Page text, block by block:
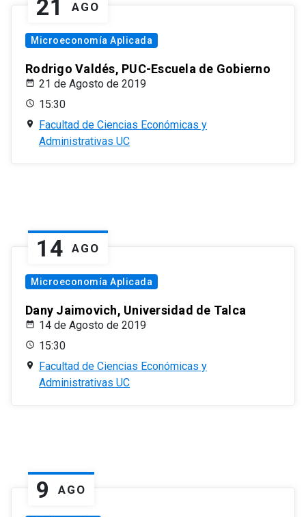
21 AGO
Microeconomía Aplicada
Rodrigo Valdés, PUC-Escuela de Gobierno
21 de Agosto de 2019
15:30
Facultad de Ciencias Económicas y
Administrativas UC
14 AGO
Microeconomía Aplicada
Dany Jaimovich, Universidad de Talca
14 de Agosto de 2019
15:30
Facultad de Ciencias Económicas y
Administrativas UC
9 AGO